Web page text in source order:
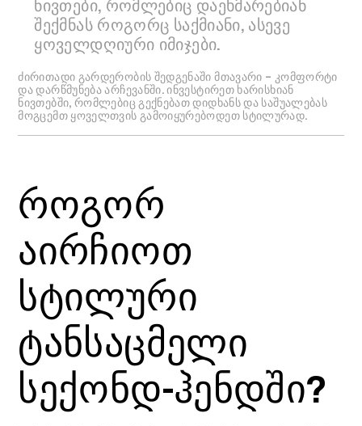
ნივთები, რომლებიც დაეხმარებიან
შექმნას როგორც საქმიანი, ასევე
ყოველდღიური იმიჯები.
ძირითადი გარდერობის შედგენაში მთავარი – კომფორტი
და დარწმუნება არჩევანში. ინვესტირეთ ხარისხიან
ნივთებში, რომლებიც გექნებათ დიდხანს და საშუალებას
მოგცემთ ყოველთვის გამოიყურებოდეთ სტილურად.
როგორ
აირჩიოთ
სტილური
ტანსაცმელი
სექონდ-ჰენდში?